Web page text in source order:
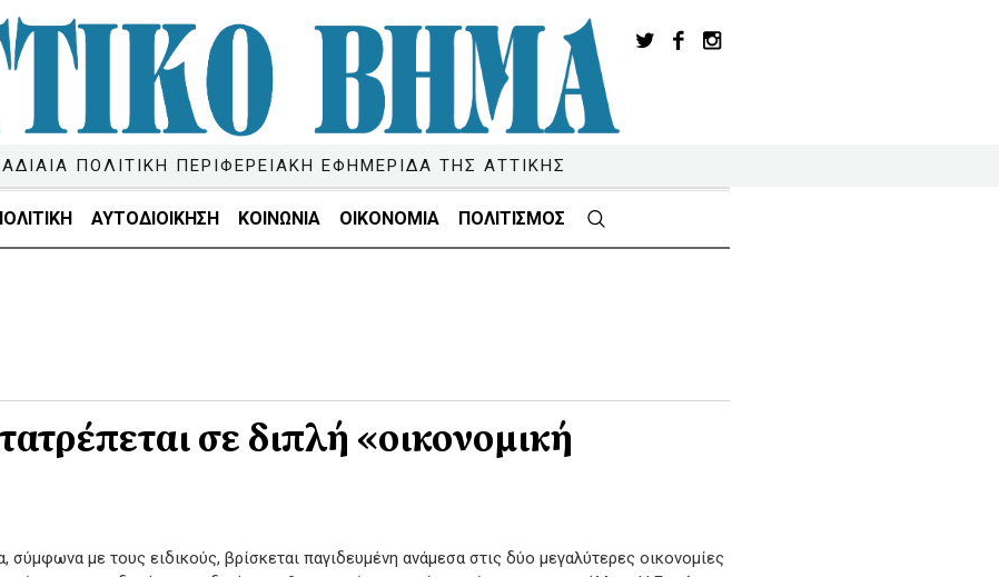
ΠΟΛΙΤΙΚΗ ΠΕΡΙΦΕΡΕΙΑΚΗ ΕΦΗΜΕΡΙΔΑ ΤΗΣ ΑΤΤΙΚΗΣ
ΑΥΤΟΔΙΟΙΚΗΣΗ ΚΟΙΝΩΝΙΑ ΟΙΚΟΝΟΜΙΑ ΠΟΛΙΤΙΣΜΟΣ
σε διπλή «οικονομική
σύμφωνα με τους ειδικούς, βρίσκεται παγιδευμένη ανάμεσα στις δύο μεγαλύτερες οικονομίες